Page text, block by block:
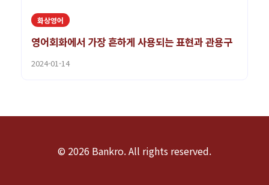
화상영어
영어회화에서 가장 흔하게 사용되는 표현과 관용구
2024-01-14
© 2026 Bankro. All rights reserved.